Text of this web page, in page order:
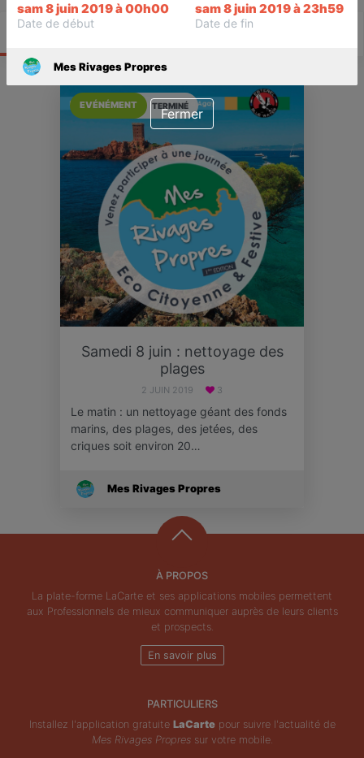
Actualité Catalogue
TERMINÉ
EVÉNÉMENT
Samedi 8 juin : nettoyage des
plages
2 JUIN 2019 3
Le matin : un nettoyage géant des fonds
marins, des plages, des jetées, des
criques soit environ 20…
Mes Rivages Propres
À PROPOS
La plate-forme LaCarte et ses applications mobiles permettent
aux Professionnels de mieux communiquer auprès de leurs clients
et prospects.
En savoir plus
PARTICULIERS
Installez l'application gratuite LaCartepour suivre l'actualité de
Mes Rivages Propressur votre mobile.
sam 8 juin 2019 à 00h00
Date de début
sam 8 juin 2019 à 23h59
Date de fin
Mes Rivages Propres
Fermer